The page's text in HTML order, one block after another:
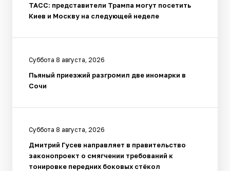
ТАСС: представители Трампа могут посетить
Киев и Москву на следующей неделе
Суббота 8 августа, 2026
Пьяный приезжий разгромил две иномарки в
Сочи
Суббота 8 августа, 2026
Дмитрий Гусев направляет в правительство
законопроект о смягчении требований к
тонировке передних боковых стёкол